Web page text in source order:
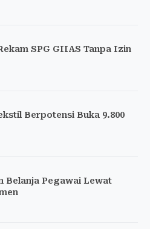
SPG GIIAS Tanpa Izin
Berpotensi Buka 9.800
Belanja Pegawai Lewat